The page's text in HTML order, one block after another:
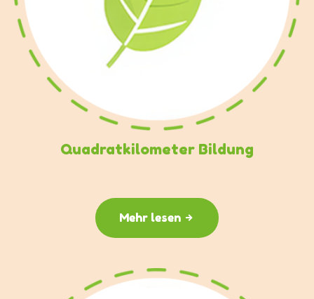
Quadratkilometer Bildung
Mehr lesen